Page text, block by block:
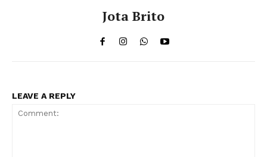
Jota Brito
LEAVE A REPLY